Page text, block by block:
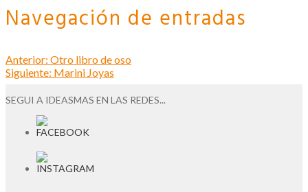
Navegación de entradas
Anterior: Otro libro de oso
Siguiente: Marini Joyas
SEGUI A IDEASMAS EN LAS REDES...